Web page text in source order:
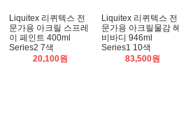
Liquitex 리퀴텍스 전
문가용 아크릴 스프레
이 페인트 400ml
Series2 7색
20,100원
Liquitex 리퀴텍스 전
문가용 아크릴물감 헤
비바디 946ml
Series1 10색
83,500원